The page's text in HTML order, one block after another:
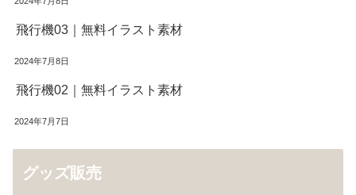
飛行機03｜無料イラスト素材
2024年7月8日
飛行機02｜無料イラスト素材
2024年7月7日
グッズ販売